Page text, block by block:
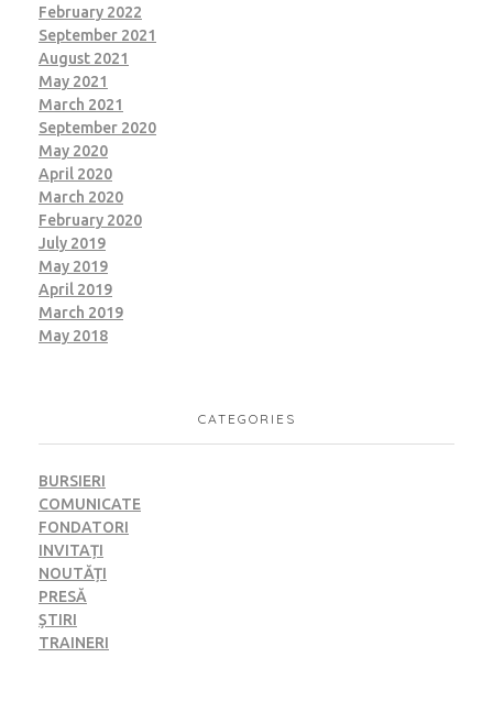
February 2022
September 2021
August 2021
May 2021
March 2021
September 2020
May 2020
April 2020
March 2020
February 2020
July 2019
May 2019
April 2019
March 2019
May 2018
CATEGORIES
BURSIERI
COMUNICATE
FONDATORI
INVITAȚI
NOUTĂȚI
PRESĂ
ȘTIRI
TRAINERI